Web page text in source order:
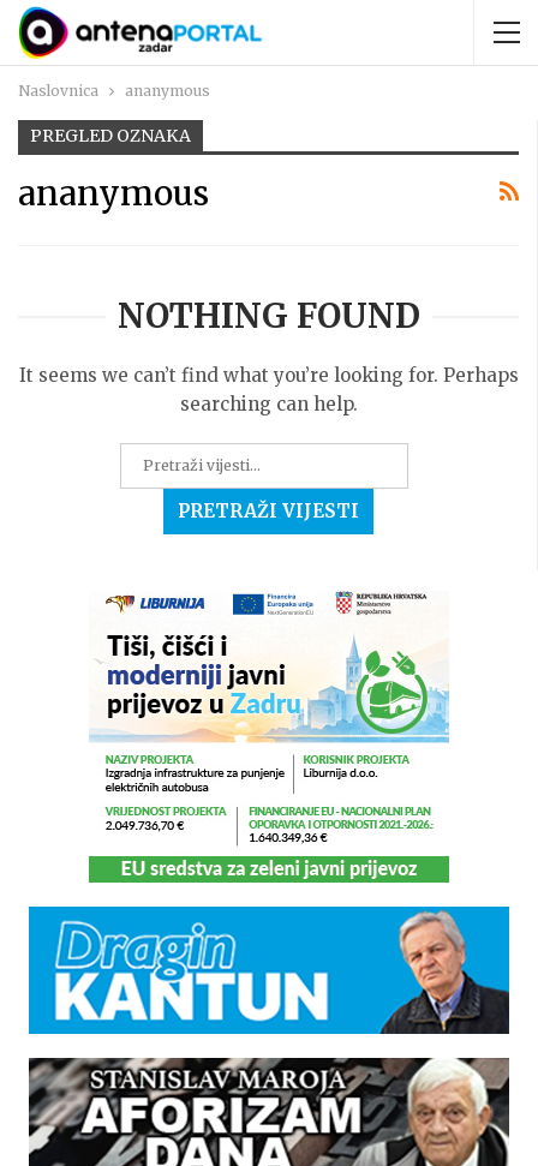
Naslovnica ananymous
PREGLED OZNAKA
ananymous
NOTHING FOUND
It seems we can’t find what you’re looking for. Perhaps
searching can help.